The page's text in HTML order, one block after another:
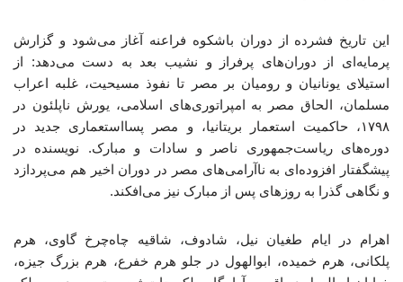
این تاریخ فشرده از دوران باشکوه فراعنه آغاز می‌شود و گزارش
پرمایه‌ای از دوران‌های پرفراز و نشیب بعد به دست می‌دهد: از
استیلای یونانیان و رومیان بر مصر تا نفوذ مسیحیت، غلبه‌ اعراب
مسلمان، الحاق مصر به امپراتوری‌های اسلامی، یورش ناپلئون در
۱۷۹۸، حاکمیت استعمار بریتانیا، و مصر پسااستعماری جدید در
دوره‌های ریاست‌جمهوری ناصر و سادات و مبارک. نویسنده در
پیشگفتار افزوده‌ای به ناآرامی‌های مصر در دوران اخیر هم می‌پردازد
و نگاهی گذرا به روزهای پس از مبارک نیز می‌افکند.
اهرام در ایام طغیان نیل، شادوف، شاقیه چاه‌چرخ گاوی، هرم
پلکانی، هرم خمیده، ابوالهول در جلو هرم خفرع، هرم بزرگ جیزه،